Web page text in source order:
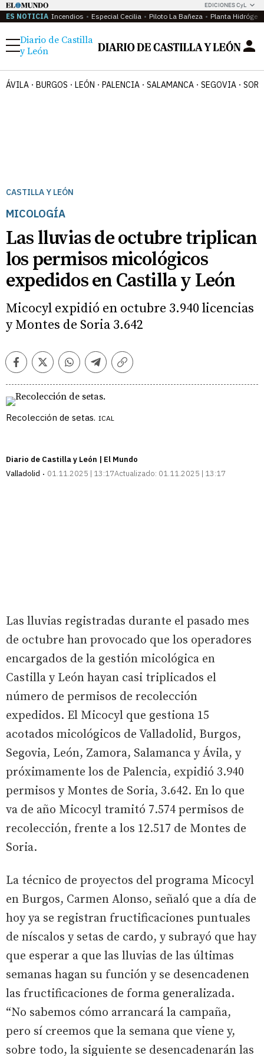
EDICIONES CyL
ES NOTICIA Incendios Especial Cecilia Piloto La Bañeza Planta
Menú
Diario de Castilla
y León
ÁVILA BURGOS LEÓN PALENCIA SALAMANCA SEGOVIA
CASTILLA Y LEÓN
MICOLOGÍA
Las lluvias de octubre triplican
los permisos micológicos
expedidos en Castilla y León
Micocyl expidió en octubre 3.940 licencias
y Montes de Soria 3.642
FacebookTwitterWhatsappTelegramCopiar
Recolección de setas. ICAL
Diario de Castilla y León | El Mundo
Valladolid
01.11.2025 | 13:17Actualizado: 01.11.2025 | 13:17
Las lluvias registradas durante el pasado mes
de octubre han provocado que los operadores
encargados de la gestión micológica en
Castilla y León hayan casi triplicados el
número de permisos de recolección
expedidos. El Micocyl que gestiona 15
acotados micológicos de Valladolid, Burgos,
Segovia, León, Zamora, Salamanca y Ávila, y
próximamente los de Palencia, expidió 3.940
permisos y Montes de Soria, 3.642. En lo que
va de año Micocyl tramitó 7.574 permisos de
recolección, frente a los 12.517 de Montes de
Soria.
La técnico de proyectos del programa Micocyl
en Burgos, Carmen Alonso, señaló que a día de
hoy ya se registran fructificaciones puntuales
de níscalos y setas de cardo, y subrayó que hay
que esperar a que las lluvias de las últimas
semanas hagan su función y se desencadenen
las fructificaciones de forma generalizada.
“No sabemos cómo arrancará la campaña,
pero sí creemos que la semana que viene y,
sobre todo, la siguiente se desencadenarán las